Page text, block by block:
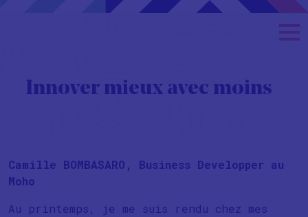
Innover mieux avec moins
Camille BOMBASARO, Business Developper au
Moho
Au printemps, je me suis rendu chez mes